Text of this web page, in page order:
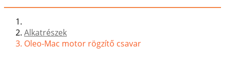
Alkatrészek
Oleo-Mac motor rögzítő csavar